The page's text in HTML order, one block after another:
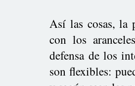
Así las cosas, la
con los
defensa de los
son flexibles: